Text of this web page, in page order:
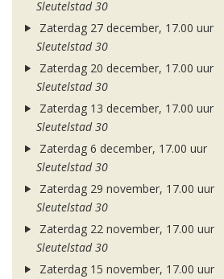
Sleutelstad 30
Zaterdag 27 december, 17.00 uur
Sleutelstad 30
Zaterdag 20 december, 17.00 uur
Sleutelstad 30
Zaterdag 13 december, 17.00 uur
Sleutelstad 30
Zaterdag 6 december, 17.00 uur
Sleutelstad 30
Zaterdag 29 november, 17.00 uur
Sleutelstad 30
Zaterdag 22 november, 17.00 uur
Sleutelstad 30
Zaterdag 15 november, 17.00 uur